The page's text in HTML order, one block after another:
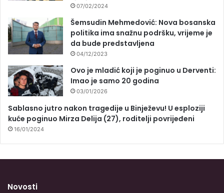
07/02/2024
Šemsudin Mehmedović: Nova bosanska
politika ima snažnu podršku, vrijeme je
da bude predstavljena
04/12/2023
Ovo je mladić koji je poginuo u Derventi:
Imao je samo 20 godina
03/01/2026
Sablasno jutro nakon tragedije u Binježevu! U esploziji
kuće poginuo Mirza Delija (27), roditelji povrijeđeni
16/01/2024
Novosti